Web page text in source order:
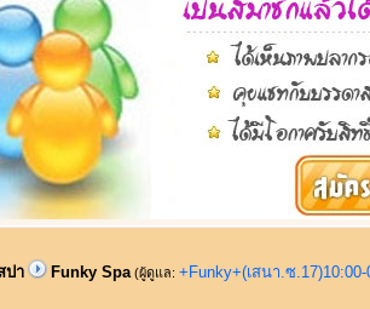
ปา Funky Spa (ผู้ดูแล: +Funky+(เสนา.ซ